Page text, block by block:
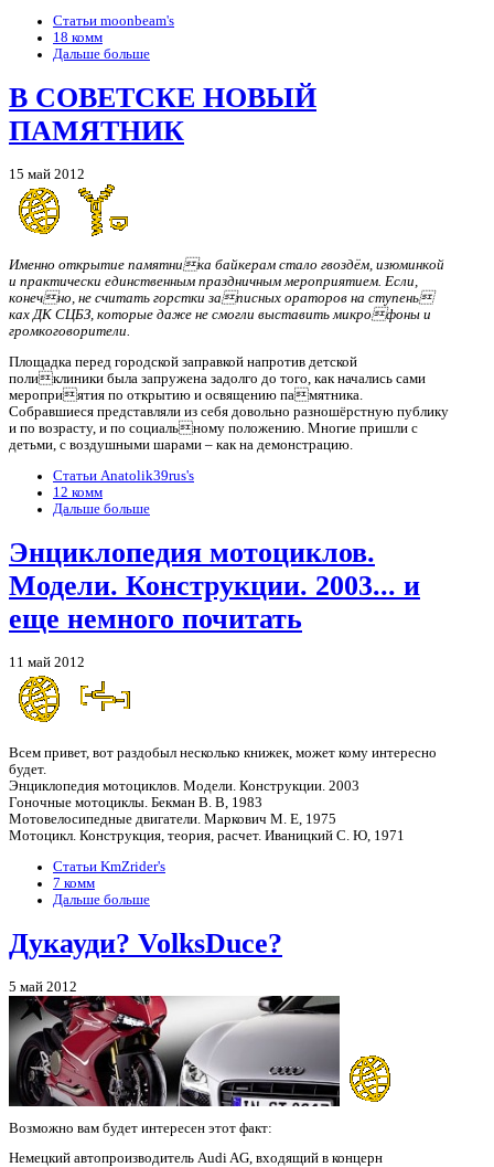
Статьи moonbeam's
18 комм
Дальше больше
В СОВЕТСКЕ НОВЫЙ
ПАМЯТНИК
15 май 2012
Именно открытие памятника байкерам стало гвоздём, изюминкой
и практически единственным праздничным мероприятием. Если,
конечно, не считать горстки записных ораторов на ступень
ках ДК СЦБЗ, которые даже не смогли выставить микрофоны и
громкоговорители.
Площадка перед городской заправкой напротив детской
поликлиники была запружена задолго до того, как начались сами
мероприятия по открытию и освящению памятника.
Собравшиеся представляли из себя довольно разношёрстную публику
и по возрасту, и по социальному положению. Многие пришли с
детьми, с воздушными шарами – как на демонстрацию.
Статьи Anatolik39rus's
12 комм
Дальше больше
Энциклопедия мотоциклов.
Модели. Конструкции. 2003... и
еще немного почитать
11 май 2012
Всем привет, вот раздобыл несколько книжек, может кому интересно
будет.
Энциклопедия мотоциклов. Модели. Конструкции. 2003
Гоночные мотоциклы. Бекман В. В, 1983
Мотовелосипедные двигатели. Маркович М. Е, 1975
Мотоцикл. Конструкция, теория, расчет. Иваницкий С. Ю, 1971
Статьи KmZrider's
7 комм
Дальше больше
Дукауди? VolksDuce?
5 май 2012
Возможно вам будет интересен этот факт:
Немецкий автопроизводитель Audi AG, входящий в концерн